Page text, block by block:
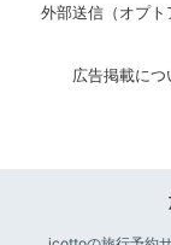
外部送信（オプト
広告掲載につ